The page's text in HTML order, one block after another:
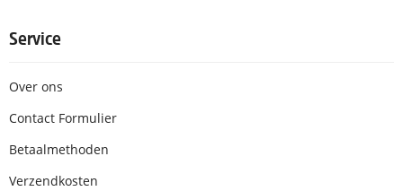
Service
Over ons
Contact Formulier
Betaalmethoden
Verzendkosten